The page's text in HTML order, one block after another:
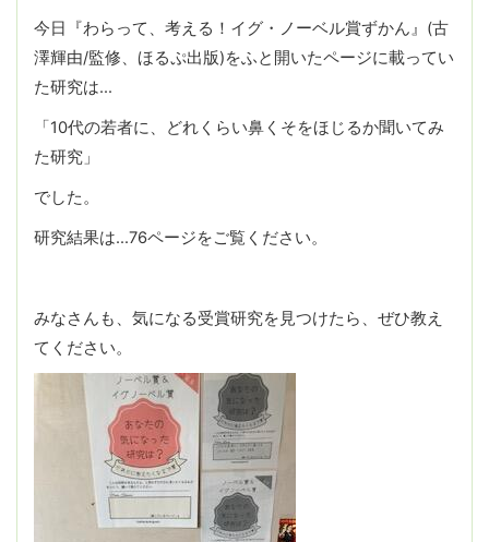
今日『わらって、考える！イグ・ノーベル賞ずかん』(古
澤輝由/監修、ほるぷ出版)をふと開いたページに載ってい
た研究は…
「10代の若者に、どれくらい鼻くそをほじるか聞いてみ
た研究」
でした。
研究結果は…76ページをご覧ください。
みなさんも、気になる受賞研究を見つけたら、ぜひ教え
てください。